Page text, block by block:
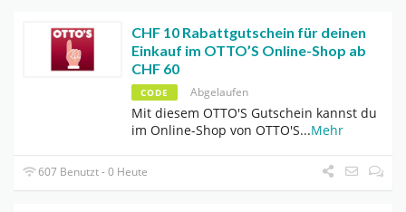
CHF 10 Rabattgutschein für deinen
Einkauf im OTTO’S Online-Shop ab
CHF 60
CODE Abgelaufen
Mit diesem OTTO'S Gutschein kannst du
im Online-Shop von OTTO'S...Mehr
607 Benutzt - 0 Heute